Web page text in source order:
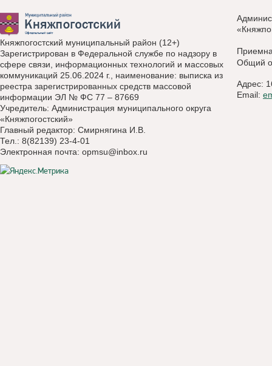
Княжпогостский муниципальный район (12+)
Зарегистрирован в Федеральной службе по надзору в
сфере связи, информационных технологий и массовых
коммуникаций 25.06.2024 г., наименование: выписка из
реестра зарегистрированных средств массовой
информации ЭЛ № ФС 77 – 87669
Учредитель: Администрация муниципального округа
«Княжпогостский»
Главный редактор: Смирнягина И.В.
Тел.: 8(82139) 23-4-01
Электронная почта: opmsu@inbox.ru
Общий
Адрес:
Email: